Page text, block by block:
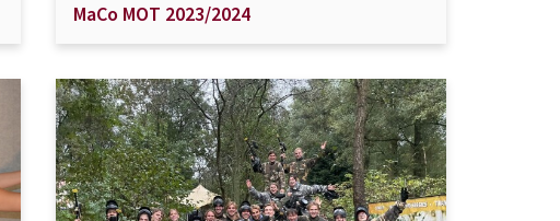
MaCo MOT 2023/2024